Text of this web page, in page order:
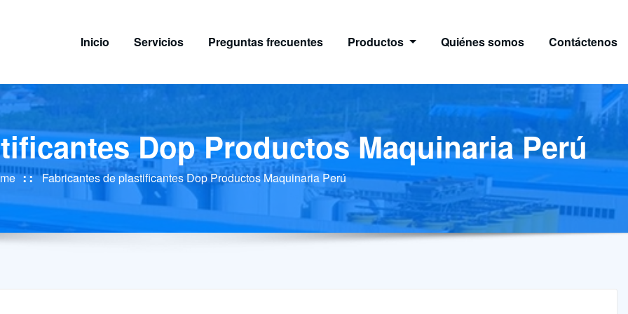
Inicio Servicios Preguntas frecuentes Productos Quiénes somos Contáctenos
Dop Productos Maquinaria Perú
Fabricantes de plastificantes Dop Productos Maquinaria Perú